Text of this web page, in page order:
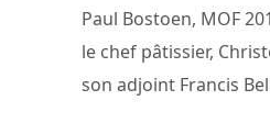
Paul Bostoen, MOF
le chef pâtissier,
son adjoint Francis